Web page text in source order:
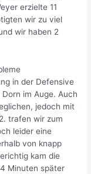
erzielte 11
wir zu viel
wir haben 2
in der Defensive
im Auge. Auch
jedoch mit
trafen wir zum
leider eine
von knapp
kam die
Minuten später